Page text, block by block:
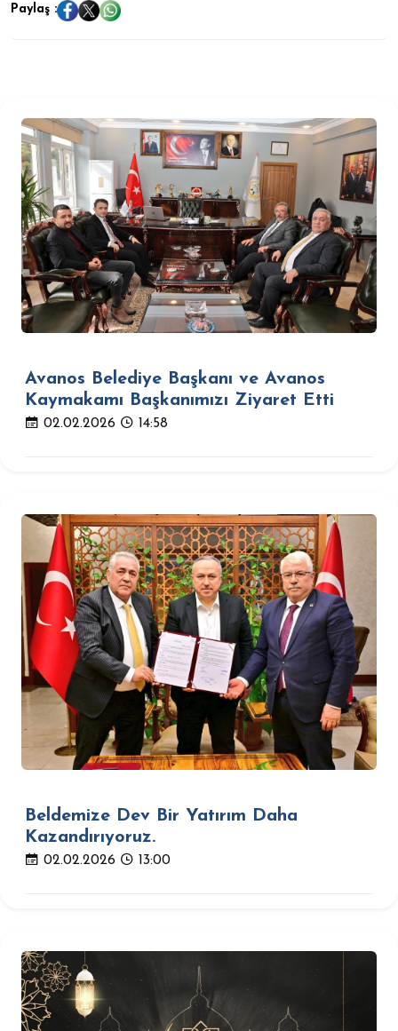
Paylaş :
Avanos Belediye Başkanı ve Avanos
Kaymakamı Başkanımızı Ziyaret Etti
02.02.2026 14:58
Beldemize Dev Bir Yatırım Daha
Kazandırıyoruz.
02.02.2026 13:00